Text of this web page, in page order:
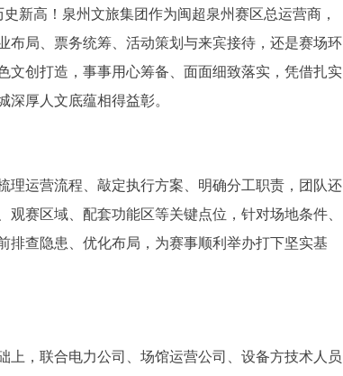
新高！泉州文旅集团作为闽超泉州赛区总运营商，
布局、票务统筹、活动策划与来宾接待，还是赛场环
文创打造，事事用心筹备、面面细致落实，凭借扎实
厚人文底蕴相得益彰。
理运营流程、敲定执行方案、明确分工职责，团队还
赛区域、配套功能区等关键点位，针对场地条件、
排查隐患、优化布局，为赛事顺利举办打下坚实基
上，联合电力公司、场馆运营公司、设备方技术人员